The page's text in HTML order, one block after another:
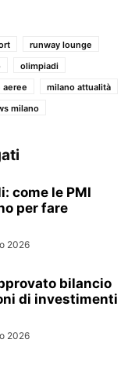
runway lounge
olimpiadi
aeree
milano attualità
milano
come le PMI
per fare
2026
bilancio
di investimenti
2026